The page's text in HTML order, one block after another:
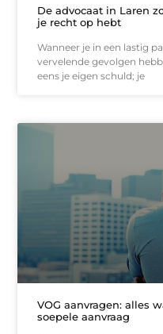
De advocaat in Laren
je recht op hebt
Wanneer je in een lastig
vervelende gevolgen
eens je eigen schuld; je
VOG aanvragen: alles
soepele aanvraag